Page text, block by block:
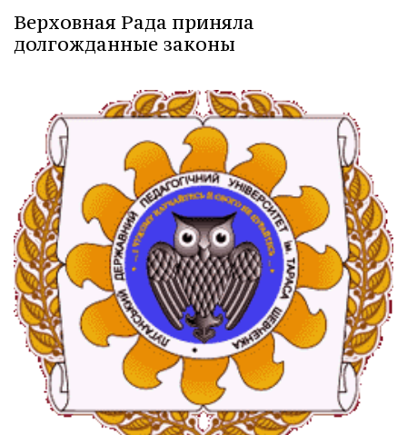
Верховная Рада приняла
долгожданные законы